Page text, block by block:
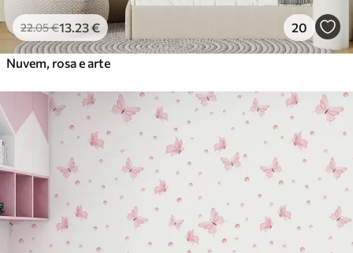
22.05€13.23€ 20
Nuvem, rosa e arte